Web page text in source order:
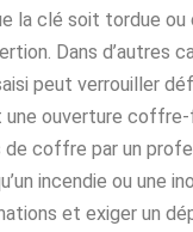
la clé soit tordue ou
Dans d’autres
peut verrouiller
une ouverture
coffre par un
incendie ou une
et exiger un